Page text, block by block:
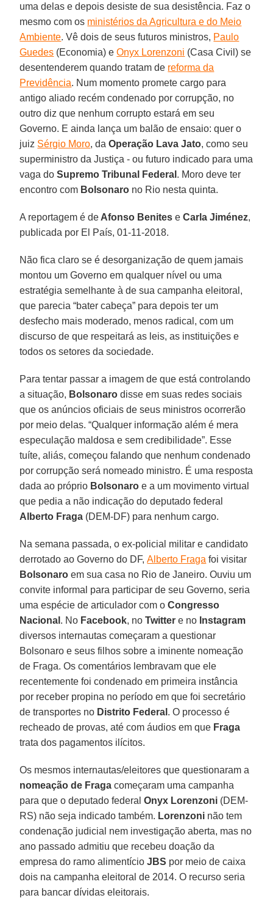
uma delas e depois desiste de sua desistência. Faz o
mesmo com os ministérios da Agricultura e do Meio
Ambiente. Vê dois de seus futuros ministros, Paulo
Guedes (Economia) eOnyx Lorenzoni (Casa Civil) se
desentenderem quando tratam de reforma da
Previdência. Num momento promete cargo para
antigo aliado recém condenado por corrupção, no
outro diz que nenhum corrupto estará em seu
Governo. E ainda lança um balão de ensaio: quer o
juiz Sérgio Moro, daOperação Lava Jato, como seu
superministro da Justiça - ou futuro indicado para uma
vaga doSupremo Tribunal Federal . Moro deve ter
encontro com Bolsonaro no Rio nesta quinta.
A reportagem é de Afonso Benites eCarla Jiménez,
publicada por El País, 01-11-2018.
Não fica claro se é desorganização de quem jamais
montou um Governo em qualquer nível ou uma
estratégia semelhante à de sua campanha eleitoral,
que parecia “bater cabeça” para depois ter um
desfecho mais moderado, menos radical, com um
discurso de que respeitará as leis, as instituições e
todos os setores da sociedade.
Para tentar passar a imagem de que está controlando
a situação, Bolsonaro disse em suas redes sociais
que os anúncios oficiais de seus ministros ocorrerão
por meio delas. “Qualquer informação além é mera
especulação maldosa e sem credibilidade”. Esse
tuíte, aliás, começou falando que nenhum condenado
por corrupção será nomeado ministro. É uma resposta
dada ao próprio Bolsonaro e a um movimento virtual
que pedia a não indicação do deputado federal
Alberto Fraga (DEM-DF) para nenhum cargo.
Na semana passada, o ex-policial militar e candidato
derrotado ao Governo do DF, Alberto Fraga foi visitar
Bolsonaro em sua casa no Rio de Janeiro. Ouviu um
convite informal para participar de seu Governo, seria
uma espécie de articulador com oCongresso
Nacional . No Facebook, noTwitter e no Instagram
diversos internautas começaram a questionar
Bolsonaro e seus filhos sobre a iminente nomeação
de Fraga. Os comentários lembravam que ele
recentemente foi condenado em primeira instância
por receber propina no período em que foi secretário
de transportes no Distrito Federal . O processo é
recheado de provas, até com áudios em que Fraga
trata dos pagamentos ilícitos.
Os mesmos internautas/eleitores que questionaram a
nomeação de Fraga começaram uma campanha
para que o deputado federalOnyx Lorenzoni (DEM-
RS) não seja indicado também. Lorenzoni não tem
condenação judicial nem investigação aberta, mas no
ano passado admitiu que recebeu doação da
empresa do ramo alimentícioJBS por meio de caixa
dois na campanha eleitoral de 2014. O recurso seria
para bancar dívidas eleitorais.